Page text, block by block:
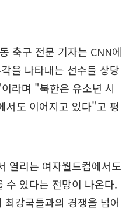
축구 전문 기자는 CNN에
을 나타내는 선수들 상당
라며 "북한은 유소년 시
서도 이어지고 있다"고 평
열리는 여자월드컵에서도
수 있다는 전망이 나온다.
강국들과의 경쟁을 넘어